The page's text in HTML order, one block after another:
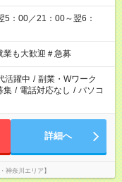
5：00／21：00～翌6：
も大歓迎＃急募
活躍中 / 副業・Wワーク
集 / 電話対応なし / パソコ
詳細へ
奈川エリア】